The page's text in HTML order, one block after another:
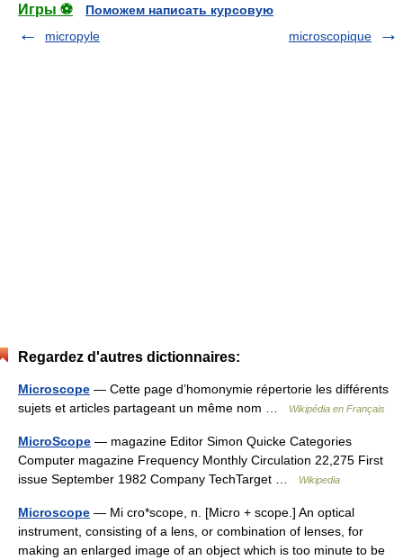
Игры ⚽
Поможем написать курсовую
micropyle
microscopique
Regardez d'autres dictionnaires:
Microscope — Cette page d’homonymie répertorie les différents
sujets et articles partageant un même nom …
Wikipédia en Français
MicroScope — magazine Editor Simon Quicke Categories
Computer magazine Frequency Monthly Circulation 22,275 First
issue September 1982 Company TechTarget …
Wikipedia
Microscope — Mi cro*scope, n. [Micro + scope.] An optical
instrument, consisting of a lens, or combination of lenses, for
making an enlarged image of an object which is too minute to be